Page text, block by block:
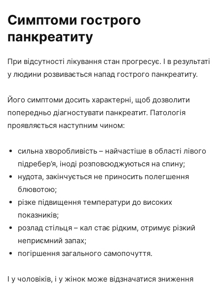
Симптоми гострого
панкреатиту
При відсутності лікування стан прогресує. І в результаті
у людини розвивається напад гострого панкреатиту.
Його симптоми досить характерні, щоб дозволити
попередньо діагностувати панкреатит. Патологія
проявляється наступним чином:
сильна хворобливість – найчастіше в області лівого
підребер’я, іноді розповсюджуються на спину;
нудота, закінчується не приносить полегшення
блювотою;
різке підвищення температури до високих
показників;
розлад стільця – кал стає рідким, отримує різкий
неприємний запах;
погіршення загального самопочуття.
І у чоловіків, і у жінок може відзначатися зниження